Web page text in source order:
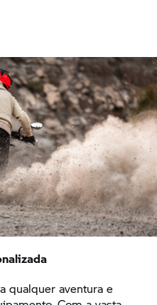
qualquer aventura e